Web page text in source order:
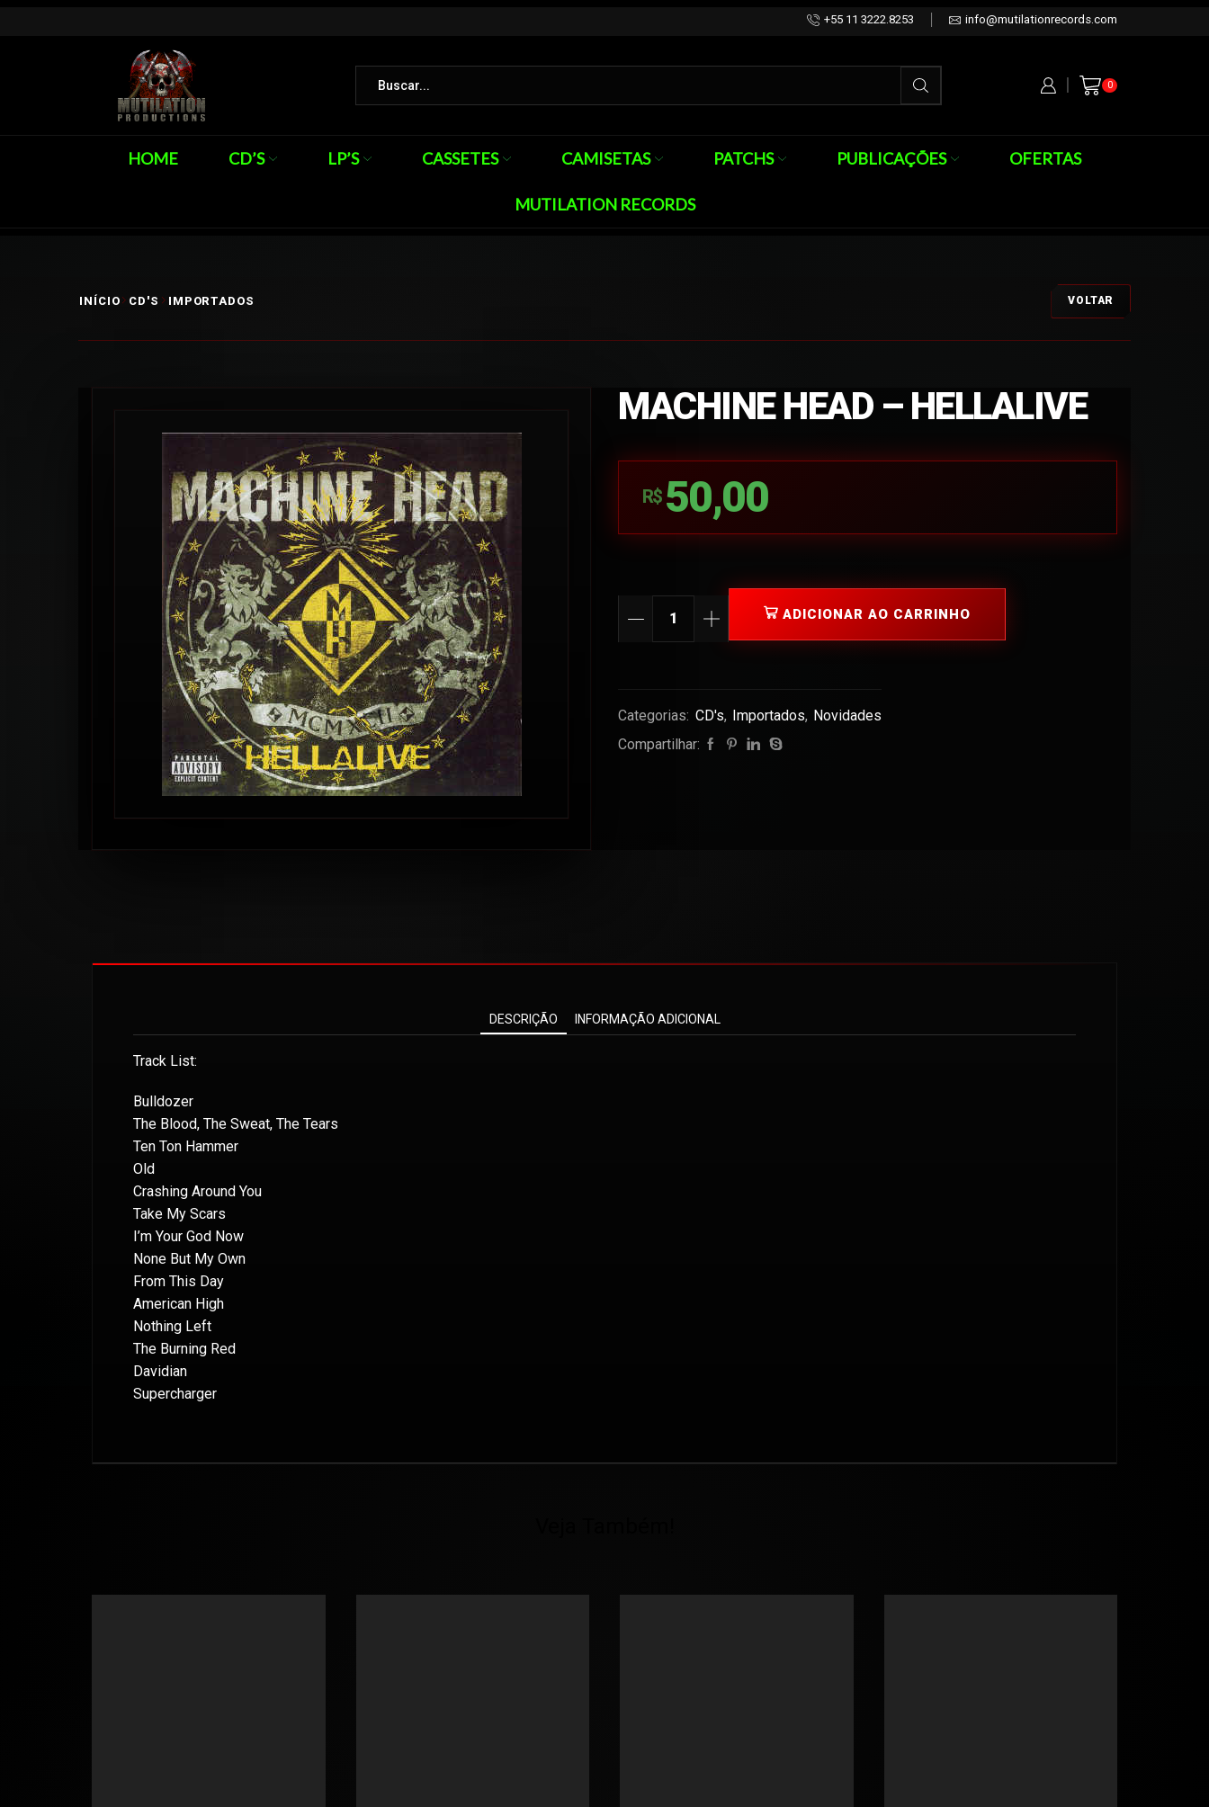
+55 11 3222.8253 info@mutilationrecords.com
0
HOME CD’S LP’S CASSETES CAMISETAS PATCHS PUBLICAÇÕES OFERTAS
MUTILATION RECORDS
INÍCIO CD'S IMPORTADOS VOLTAR
MACHINE HEAD – HELLALIVE
R$ 50,00
ADICIONAR AO CARRINHO
Categorias: CD's, Importados, Novidades
Compartilhar:
DESCRIÇÃO INFORMAÇÃO ADICIONAL
Track List:
Bulldozer
The Blood, The Sweat, The Tears
Ten Ton Hammer
Old
Crashing Around You
Take My Scars
I’m Your God Now
None But My Own
From This Day
American High
Nothing Left
The Burning Red
Davidian
Supercharger